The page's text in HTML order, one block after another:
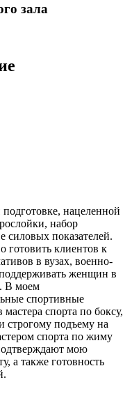
зала
нацеленной
набор
показателей.
готовить клиентов к
в вузах, военно-
женщин в
В моем
спортивные
спорта по боксу,
строгому подъему на
спорта по жиму
мою
а также готовность